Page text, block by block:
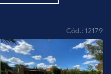
Cód.: 12179